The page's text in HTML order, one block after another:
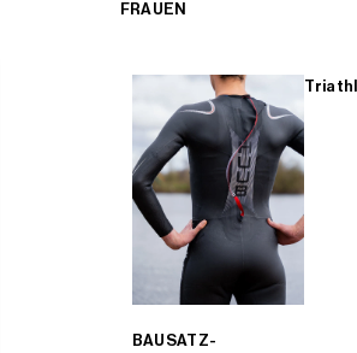
FRAUEN
BAUSATZ-